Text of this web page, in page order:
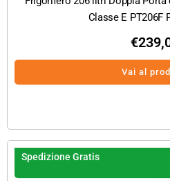
Classe E PT206F
€
Vai al
Spedizione Gratis